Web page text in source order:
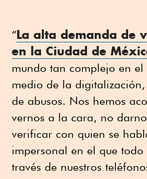
“La alta demanda de
en la Ciudad de
mundo tan complejo en el
medio de la
de abusos. Nos hemos
vernos a la cara, no
verificar con quien se
impersonal en el que
través de nuestros